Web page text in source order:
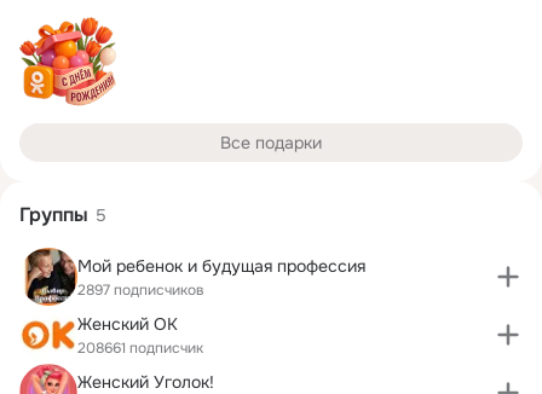
Все подарки
Группы 5
Мой ребенок и будущая профессия
2897 подписчиков
Женский ОК
208661 подписчик
Женский Уголок!